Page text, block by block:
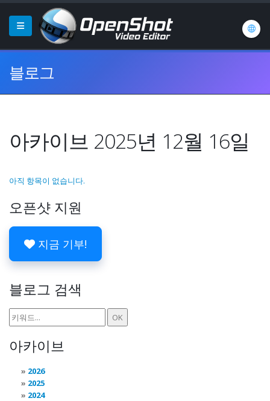
블로그
아카이브 2025년 12월 16일
아직 항목이 없습니다.
오픈샷 지원
지금 기부!
블로그 검색
아카이브
2026
2025
2024